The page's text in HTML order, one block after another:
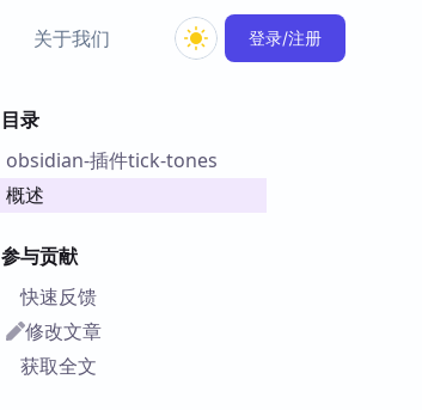
Obsidian 教程
关于我们 登录/注册
目录
obsidian-插件tick-tones
概述
参与贡献
快速反馈
修改文章
获取全文